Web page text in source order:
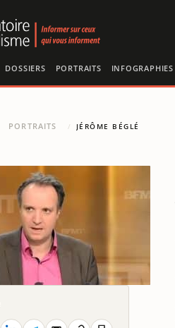
DOSSIERS PORTRAITS INFOGRAPHIES
PORTRAITS / JÉRÔME BÉGLÉ